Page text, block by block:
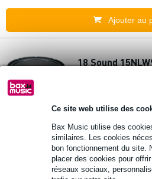
Ce site web utilise des
Bax Music utilise des
similaires. Les cookies
bon fonctionnement du site.
placer des cookies pour
réseaux sociaux,
Ajouter au
18 Sound
Prix public 689 €
Commandez dès
livraison sous
Ajouter au